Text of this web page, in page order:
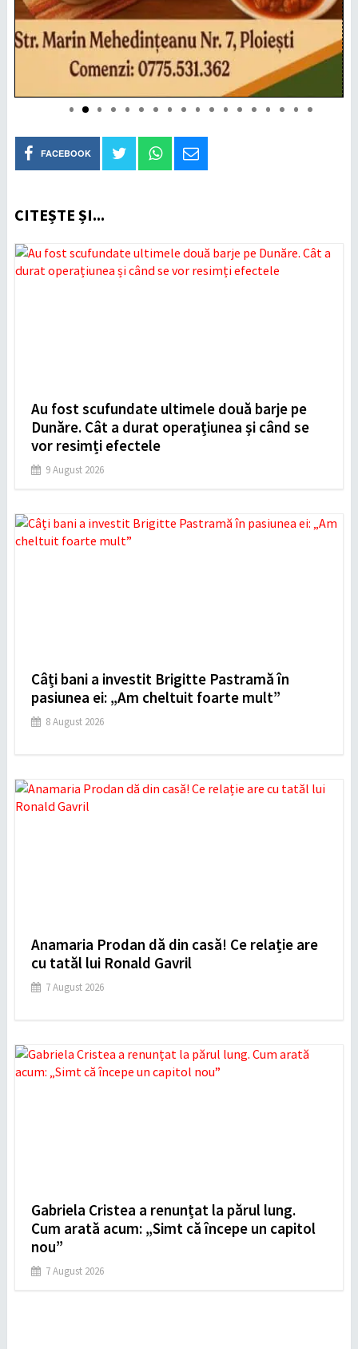
FACEBOOK
CITEȘTE ȘI...
Au fost scufundate ultimele două barje pe
Dunăre. Cât a durat operațiunea și când se
vor resimți efectele
9 August 2026
Câți bani a investit Brigitte Pastramă în
pasiunea ei: „Am cheltuit foarte mult”
8 August 2026
Anamaria Prodan dă din casă! Ce relație are
cu tatăl lui Ronald Gavril
7 August 2026
Gabriela Cristea a renunțat la părul lung.
Cum arată acum: „Simt că începe un capitol
nou”
7 August 2026